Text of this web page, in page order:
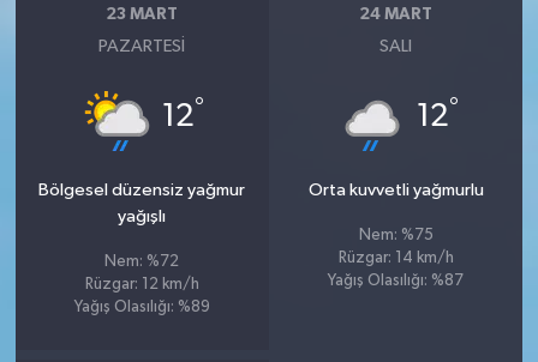
23 MART
PAZARTESI
12°
Bölgesel düzensiz yağmur
yağışlı
Nem: %72
Rüzgar: 12 km/h
Yağış Olasılığı: %89
24 MART
SALI
12°
Orta kuvvetli yağmurlu
Nem: %75
Rüzgar: 14 km/h
Yağış Olasılığı: %87